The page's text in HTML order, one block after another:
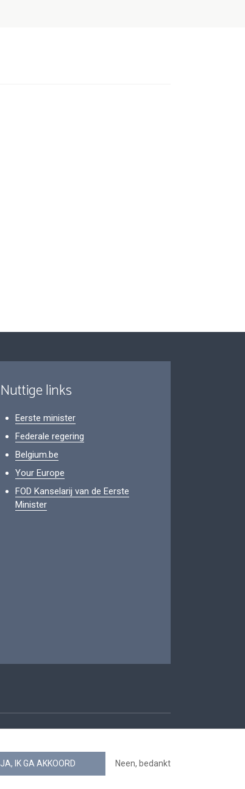
Nuttige links
Eerste minister
Federale regering
Belgium.be
Your Europe
FOD Kanselarij van de Eerste
Minister
JA, IK GA AKKOORD Neen, bedankt